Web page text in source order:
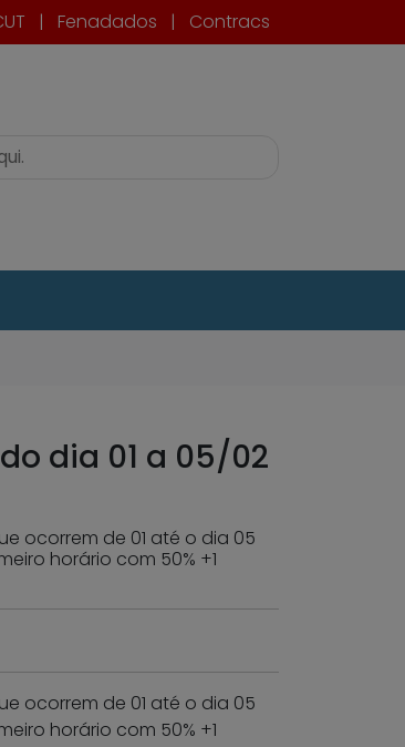
| Fenadados | Contracs
dia 01 a 05/02
ocorrem de 01 até o dia 05
horário com 50% +1
ocorrem de 01 até o dia 05
horário com 50% +1